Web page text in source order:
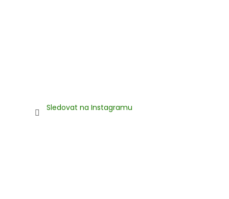
Sledovat na Instagramu